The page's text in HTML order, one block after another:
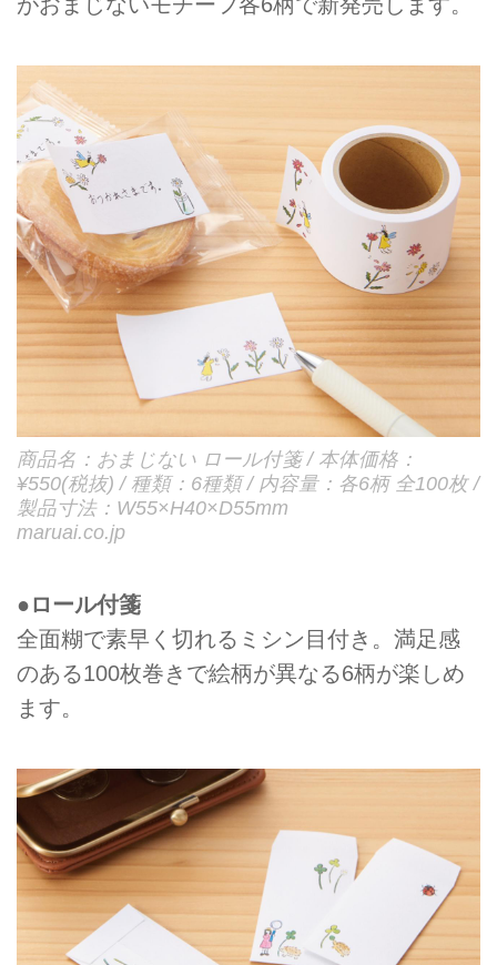
商品名：おまじない ロール付箋 / 本体価格：
¥550(税抜) / 種類：6種類 / 内容量：各6柄 全100枚 /
製品寸法：W55×H40×D55mm
maruai.co.jp
●ロール付箋
全面糊で素早く切れるミシン目付き。満足感
のある100枚巻きで絵柄が異なる6柄が楽しめ
ます。